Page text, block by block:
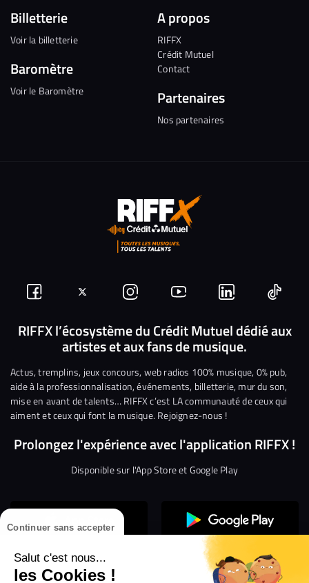
Continuer sans accepter
Salut c'est nous...
les Cookies !
Billetterie
Voir la billetterie
Baromètre
Voir le Baromètre
A propos
RIFFX
Crédit Mutuel
Contact
Partenaires
Nos partenaires
Suivez-
nous
Facebook
Suivez-
nous
sur
Twitter
Nous
rejoindre
sur
Instagram
Nous
rejoindre
sur
YouTube
Nous
rejoindre
sur
Linkedin
Nous
RIFFX l’écosystème du Crédit Mutuel dédié aux
artistes et aux fans de musique.
Actus, tremplins, jeux concours, web radios 100% musique, 0% pub,
aide à la professionnalisation, événements, billetterie, mur du son,
mise en avant de talents… RIFFX c’est LA communauté de ceux qui
aiment et ceux qui font la musique. Rejoignez-nous !
Prolongez l'expérience avec l'application RIFFX !
Disponible sur l'App Store et Google Play